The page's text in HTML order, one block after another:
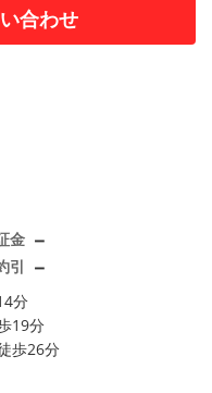
合わせ
金 －
引 －
分
19分
歩26分